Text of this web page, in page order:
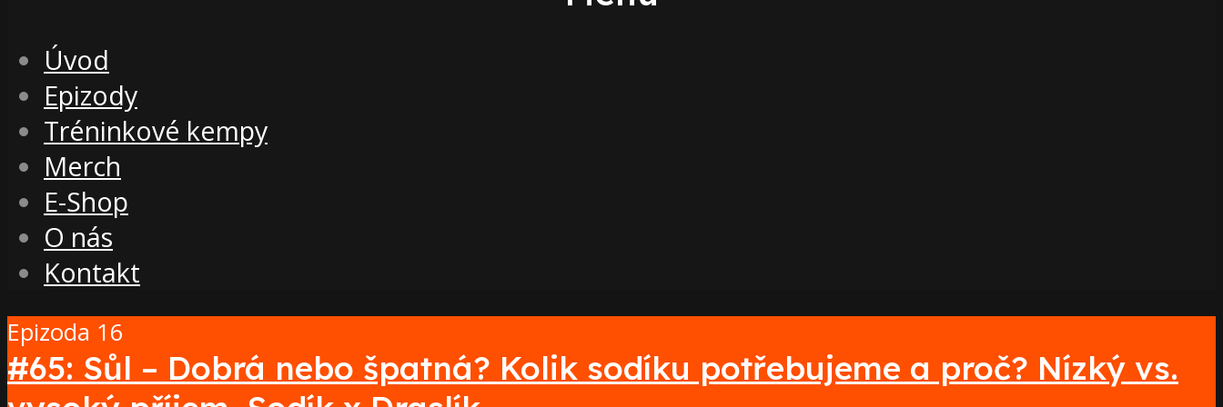
Úvod
Epizody
Tréninkové kempy
Merch
E-Shop
O nás
Kontakt
Epizoda 16
#65: Sůl – Dobrá nebo špatná? Kolik sodíku potřebujeme a proč? Nízký vs.